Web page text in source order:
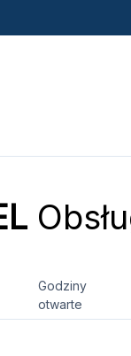
Godziny
otwarte